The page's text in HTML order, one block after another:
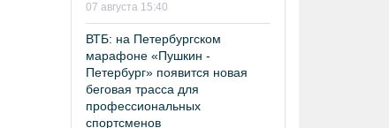
07 августа 15:40
ВТБ: на Петербургском
марафоне «Пушкин -
Петербург» появится новая
беговая трасса для
профессиональных
спортсменов